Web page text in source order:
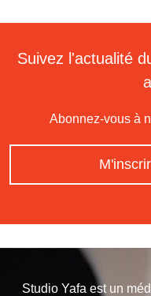
Suivez l'actualité
Abonnez-vous à
Studio Yafa est un